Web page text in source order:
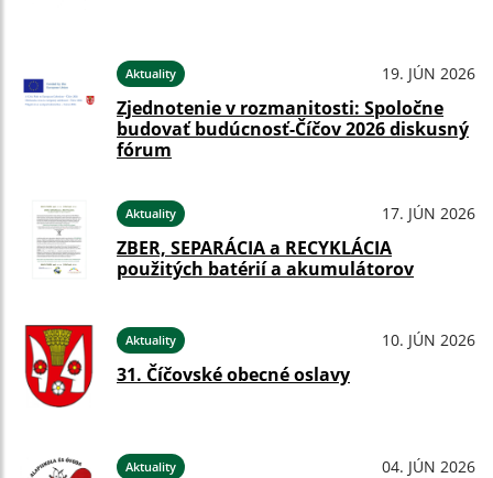
Aktuality 19. JÚN 2026
Zjednotenie v rozmanitosti: Spoločne
budovať budúcnosť-Číčov 2026 diskusný
fórum
Aktuality 17. JÚN 2026
ZBER, SEPARÁCIA a RECYKLÁCIA
použitých batérií a akumulátorov
Aktuality 10. JÚN 2026
31. Číčovské obecné oslavy
Aktuality 04. JÚN 2026